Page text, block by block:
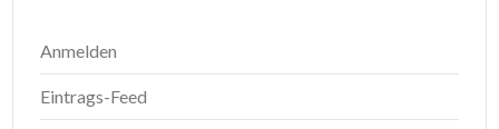
Anmelden
Eintrags-Feed